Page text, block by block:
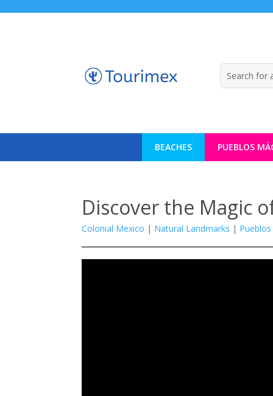
BEACHES PUEBLOS
Discover the Magic
Colonial Mexico | Natural Landmarks |